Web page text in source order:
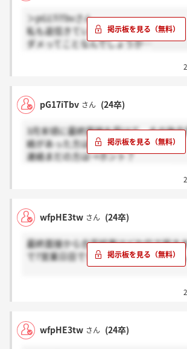
＞pG17iTbvさん
私も返信きていません！
ダメってことなんでしょうか…
pG17iTbv さん (24卒)
3月末頃に最終面接を受けて、その後
絡があった方は→感謝
連絡まだの方は→ホント？
wfpHE3tw さん (24卒)
最終面接から合否結果はどれ位で届き
で7営業日目ですがまだ届いていません
wfpHE3tw さん (24卒)